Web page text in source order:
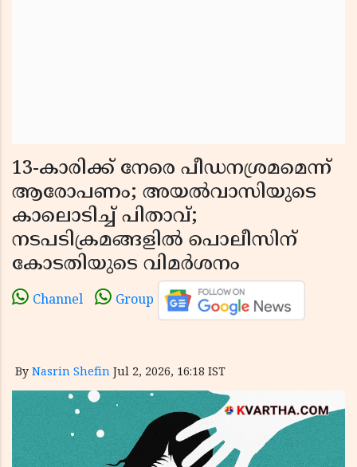
13-കാരിക്ക് നേരെ പീഡനശ്രമമെന്ന്
ആരോപണം; അയൽവാസിയുടെ
കാലൊടിച്ച് പിതാവ്;
നടപടിക്രമങ്ങളിൽ പൊലീസിന്
കോടതിയുടെ വിമർശനം
Channel Group
By Nasrin Shefin Jul 2, 2026, 16:18 IST